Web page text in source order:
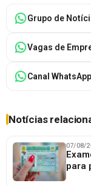
Grupo de
Vagas de
Canal WhatsApp
Notícias
07/08/
para